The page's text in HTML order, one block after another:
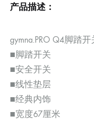
产品描述：
gymna.PRO Q4脚踏开
■脚踏开关
■安全开关
■线性垫层
■经典内饰
■宽度67厘米